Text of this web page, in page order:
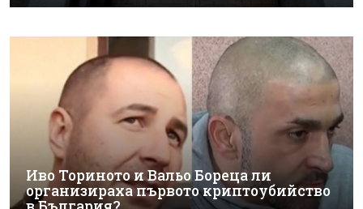
Иво Ториното и Вальо Бореца ли
организираха първото криптоубийство